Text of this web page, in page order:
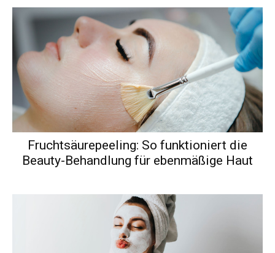
Fruchtsäurepeeling: So funktioniert die
Beauty-Behandlung für ebenmäßige Haut